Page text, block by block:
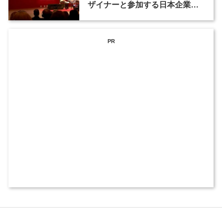
ザイナーと参加する日本企業に
PR